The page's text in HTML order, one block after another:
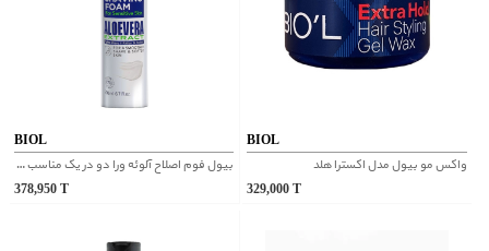
BIOL
بیول فوم اصلاح آلوئه ورا دو در یک مناسب پوست های حساس
378,950
BIOL
واکس مو بیول مدل اکسترا هلد
329,000